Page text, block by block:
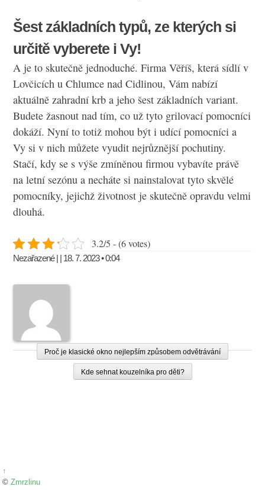
Šest základních typů, ze kterých si
určitě vyberete i Vy!
A je to skutečně jednoduché. Firma Věříš, která sídlí v
Lovčicích u Chlumce nad Cidlinou, Vám nabízí
aktuálně zahradní krb a jeho šest základních variant.
Budete žasnout nad tím, co už tyto grilovací pomocníci
dokáží. Nyní to totiž mohou být i udící pomocníci a
Vy si v nich můžete vyudit nejrůznější pochutiny.
Stačí, kdy se s výše zmíněnou firmou vybavíte právě
na letní sezónu a necháte si nainstalovat tyto skvělé
pomocníky, jejichž životnost je skutečně opravdu velmi
dlouhá.
3.2/5 - (6 votes)
Nezařazené | | 18. 7. 2023 • 0:04
Proč je klasické okno nejlepším způsobem odvětrávání
Kde sehnat kouzelníka pro děti?
↑
© Zmrzlinu